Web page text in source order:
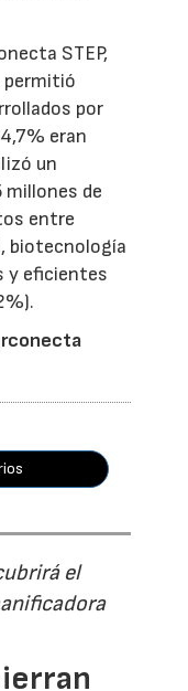
STEP,
permitió
por
eran
un
millones de
entre
biotecnología
y eficientes
el